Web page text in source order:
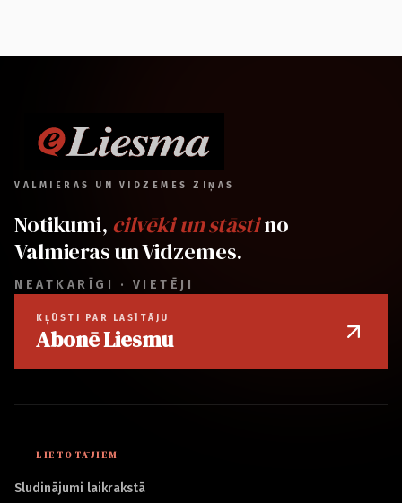
VALMIERAS UN VIDZEMES ZIŅAS
Notikumi, cilvēki un stāstino
Valmieras un Vidzemes.
NEATKARĪGI · VIETĒJI
KĻŪSTI PAR LASĪTĀJU
Abonē Liesmu
LIETOTĀJIEM
Sludinājumi laikrakstā